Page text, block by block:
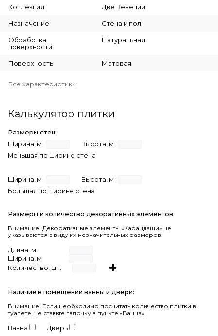
Коллекция Две Венеции
Назначение Стена и пол
Обработка
поверхности
Натуральная
Поверхность Матовая
Все характеристики
Калькулятор плитки
Размеры стен:
Ширина, м
Высота, м
Меньшая по ширине стена
Ширина, м
Высота, м
Большая по ширине стена
Размеры и количество декоративных элементов:
Внимание! Декоративные элементы «Карандаши» не
указываются в виду их незначительных размеров.
Длина, м
Ширина, м
Количество, шт.
Наличие в помещении ванны и двери:
Внимание! Если необходимо посчитать количество плитки в
туалете, не ставьте галочку в пункте «Ванна».
Ванна Дверь